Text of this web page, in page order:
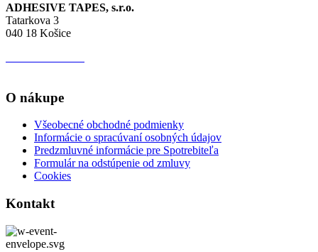
ADHESIVE TAPES, s.r.o.
Tatarkova 3
040 18 Košice
O nákupe
Všeobecné obchodné podmienky
Informácie o spracúvaní osobných údajov
Predzmluvné informácie pre Spotrebiteľa
Formulár na odstúpenie od zmluvy
Cookies
Kontakt